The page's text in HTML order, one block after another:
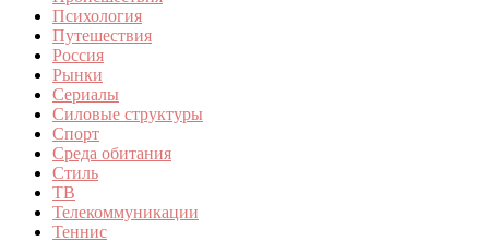
Психология
Путешествия
Россия
Рынки
Сериалы
Силовые структуры
Спорт
Среда обитания
Стиль
ТВ
Телекоммуникации
Теннис